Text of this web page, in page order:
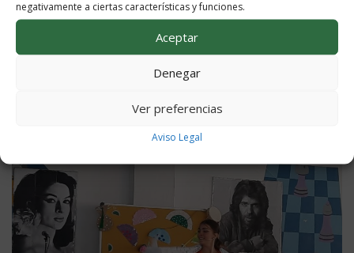
negativamente a ciertas características y funciones.
Aceptar
Denegar
Ver preferencias
Aviso Legal